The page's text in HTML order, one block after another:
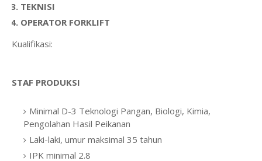
TEKNISI
OPERATOR FORKLIFT
Kualifikasi:
STAF PRODUKSI
Minimal D-3 Teknologi Pangan, Biologi, Kimia,
Pengolahan Hasil Peikanan
Laki-laki, umur maksimal 35 tahun
IPK minimal 2.8